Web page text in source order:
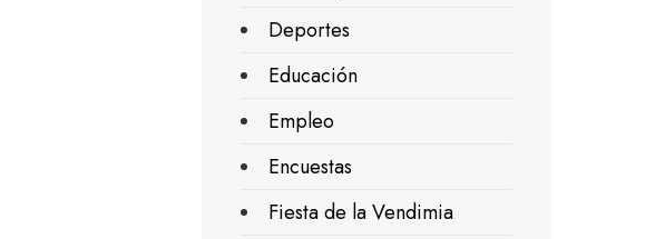
Deportes
Educación
Empleo
Encuestas
Fiesta de la Vendimia